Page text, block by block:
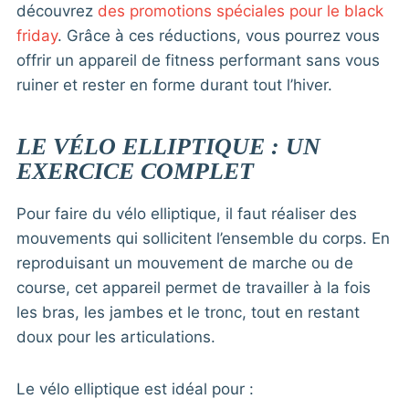
découvrez des promotions spéciales pour le black
friday. Grâce à ces réductions, vous pourrez vous
offrir un appareil de fitness performant sans vous
ruiner et rester en forme durant tout l’hiver.
LE VÉLO ELLIPTIQUE : UN
EXERCICE COMPLET
Pour faire du vélo elliptique, il faut réaliser des
mouvements qui sollicitent l’ensemble du corps. En
reproduisant un mouvement de marche ou de
course, cet appareil permet de travailler à la fois
les bras, les jambes et le tronc, tout en restant
doux pour les articulations.
Le vélo elliptique est idéal pour :